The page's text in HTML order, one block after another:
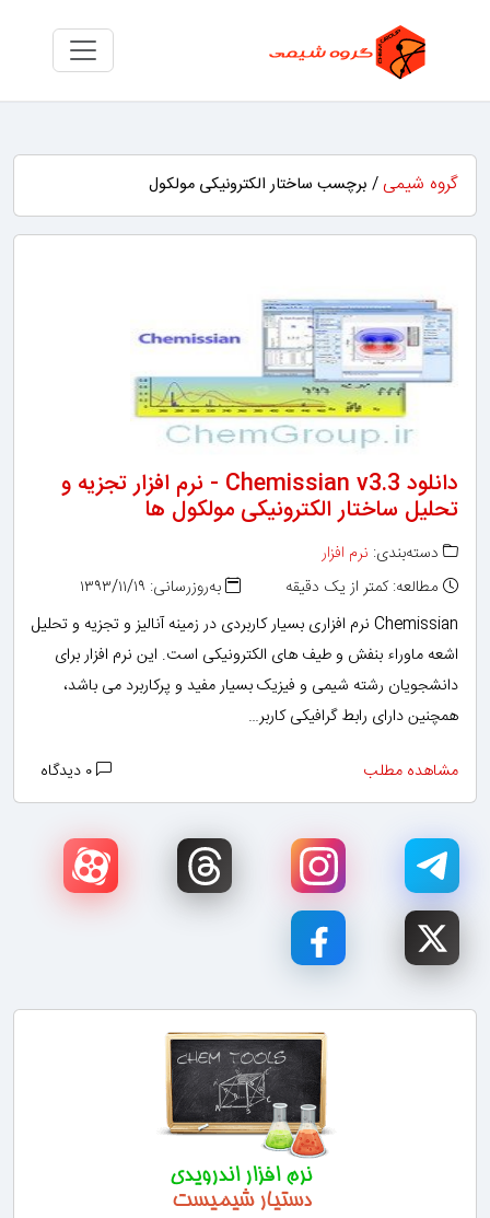
گروه شیمی / برچسب ساختار الکترونیکی مولکول
دانلود Chemissian v3.3 - نرم افزار تجزیه و
تحلیل ساختار الکترونیکی مولکول ها
دسته‌بندی: نرم افزار
مطالعه: کمتر از یک دقیقه
به‌روزرسانی: ۱۳۹۳/۱۱/۱۹
Chemissian نرم افزاری بسیار کاربردی در زمینه آنالیز و تجزیه و تحلیل
اشعه ماوراء بنفش و طیف های الکترونیکی است. این نرم افزار برای
دانشجویان رشته شیمی و فیزیک بسیار مفید و پرکاربرد می باشد،
همچنین دارای رابط گرافیکی کاربر…
مشاهده مطلب